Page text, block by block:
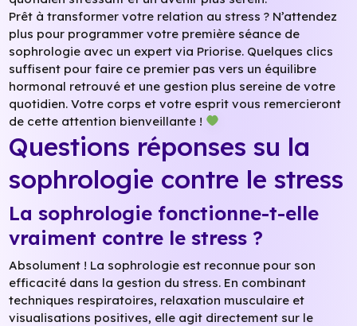
Prêt à transformer votre relation au stress ? N’attendez
plus pour programmer votre première séance de
sophrologie avec un expert via Priorise. Quelques clics
suffisent pour faire ce premier pas vers un équilibre
hormonal retrouvé et une gestion plus sereine de votre
quotidien. Votre corps et votre esprit vous remercieront
de cette attention bienveillante !
Questions réponses su la
sophrologie contre le stress
La sophrologie fonctionne-t-elle
vraiment contre le stress ?
Absolument ! La sophrologie est reconnue pour son
efficacité dans la gestion du stress. En combinant
techniques respiratoires, relaxation musculaire et
visualisations positives, elle agit directement sur le